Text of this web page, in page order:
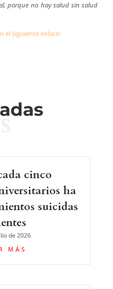
porque no hay salud sin salud
el siguiente enlace:
cinco
ha
suicidas
de 2026
MÁS